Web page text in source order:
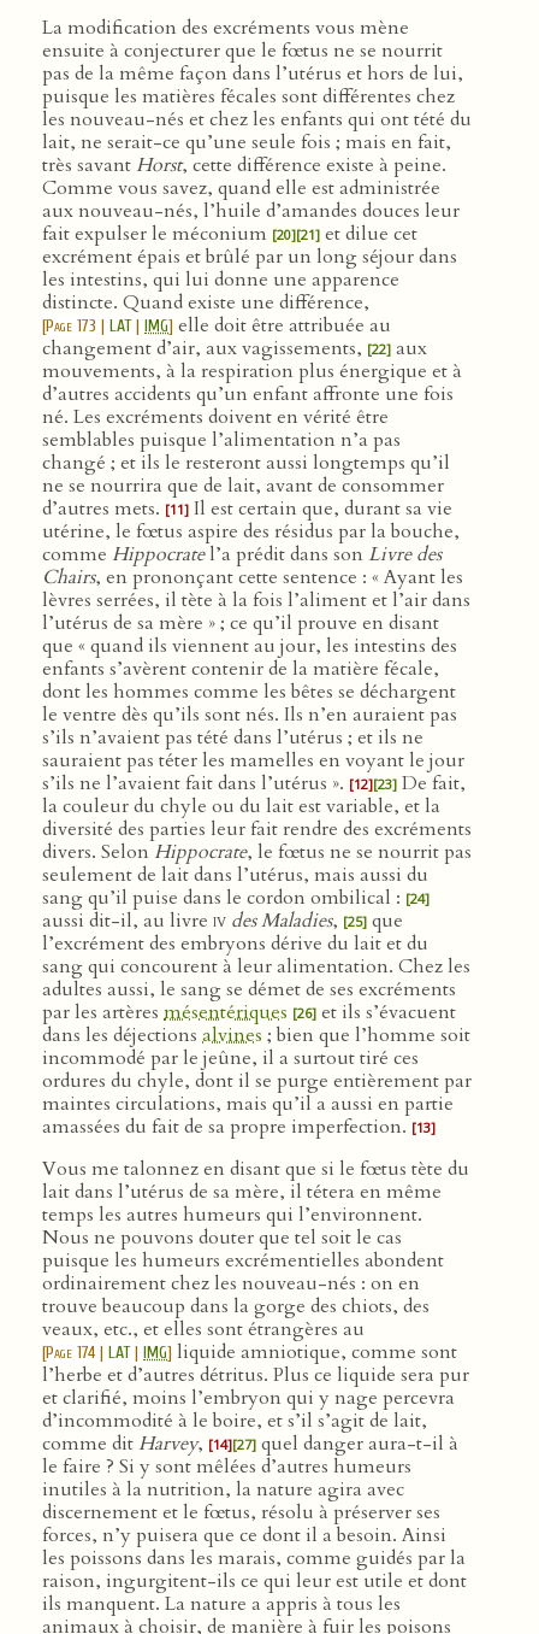
La modification des excréments vous mène
ensuite à conjecturer que le fœtus ne se nourrit
pas de la même façon dans l’utérus et hors de lui,
puisque les matières fécales sont différentes chez
les nouveau-nés et chez les enfants qui ont tété du
lait, ne serait-ce qu’une seule fois ; mais en fait,
très savantHorst, cette différence existe à peine.
Comme vous savez, quand elle est administrée
aux nouveau-nés, l’huile d’amandes douces leur
fait expulser le méconium [20][21] et dilue cet
excrément épais et brûlé par un long séjour dans
les intestins, qui lui donne une apparence
distincte. Quand existe une différence,
[Page 173 | LAT| IMG] elle doit être attribuée au
changement d’air, aux vagissements, [22] aux
mouvements, à la respiration plus énergique et à
d’autres accidents qu’un enfant affronte une fois
né. Les excréments doivent en vérité être
semblables puisque l’alimentation n’a pas
changé ; et ils le resteront aussi longtemps qu’il
ne se nourrira que de lait, avant de consommer
d’autres mets. [11] Il est certain que, durant sa vie
utérine, le fœtus aspire des résidus par la bouche,
comme Hippocratel’a prédit dans son Livre des
Chairs, en prononçant cette sentence : « Ayant les
lèvres serrées, il tète à la fois l’aliment et l’air dans
l’utérus de sa mère » ; ce qu’il prouve en disant
que « quand ils viennent au jour, les intestins des
enfants s’avèrent contenir de la matière fécale,
dont les hommes comme les bêtes se déchargent
le ventre dès qu’ils sont nés. Ils n’en auraient pas
s’ils n’avaient pas tété dans l’utérus ; et ils ne
sauraient pas téter les mamelles en voyant le jour
s’ils ne l’avaient fait dans l’utérus ». [12][23] De fait,
la couleur du chyle ou du lait est variable, et la
diversité des parties leur fait rendre des excréments
divers. Selon Hippocrate, le fœtus ne se nourrit pas
seulement de lait dans l’utérus, mais aussi du
sang qu’il puise dans le cordon ombilical : [24]
aussi dit-il, au livre iv des Maladies, [25] que
l’excrément des embryons dérive du lait et du
sang qui concourent à leur alimentation. Chez les
adultes aussi, le sang se démet de ses excréments
par les artères mésentériques [26] et ils s’évacuent
dans les déjections alvines ; bien que l’homme soit
incommodé par le jeûne, il a surtout tiré ces
ordures du chyle, dont il se purge entièrement par
maintes circulations, mais qu’il a aussi en partie
amassées du fait de sa propre imperfection. [13]
Vous me talonnez en disant que si le fœtus tète du
lait dans l’utérus de sa mère, il tétera en même
temps les autres humeurs qui l’environnent.
Nous ne pouvons douter que tel soit le cas
puisque les humeurs excrémentielles abondent
ordinairement chez les nouveau-nés : on en
trouve beaucoup dans la gorge des chiots, des
veaux, etc., et elles sont étrangères au
[Page 174 | LAT| IMG] liquide amniotique, comme sont
l’herbe et d’autres détritus. Plus ce liquide sera pur
et clarifié, moins l’embryon qui y nage percevra
d’incommodité à le boire, et s’il s’agit de lait,
comme ditHarvey, [14][27] quel danger aura-t-il à
le faire ? Si y sont mêlées d’autres humeurs
inutiles à la nutrition, la nature agira avec
discernement et le fœtus, résolu à préserver ses
forces, n’y puisera que ce dont il a besoin. Ainsi
les poissons dans les marais, comme guidés par la
raison, ingurgitent-ils ce qui leur est utile et dont
ils manquent. La nature a appris à tous les
animaux à choisir, de manière à fuir les poisons